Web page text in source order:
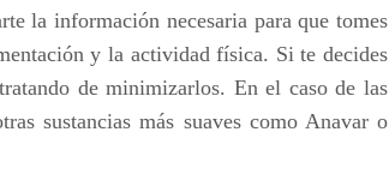
la información necesaria para que tomes
y la actividad física. Si te decides
de minimizarlos. En el caso de las
sustancias más suaves como Anavar o